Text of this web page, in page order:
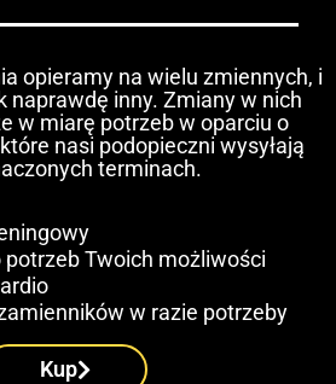
opieramy na wielu zmiennych, i
naprawdę inny. Zmiany w nich
w miarę potrzeb w oparciu o
nasi podopieczni wysyłają
terminach.
Twoich możliwości
w razie potrzeby
Kup